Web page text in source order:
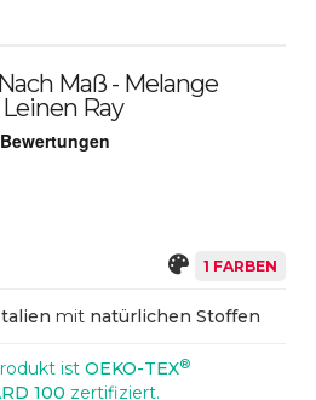
Maß - Melange
Ray
1 FARBEN
mit natürlichen Stoffen
ist OEKO-TEX®
100 zertifiziert.